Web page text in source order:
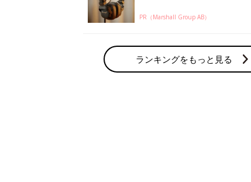
PR（Marshall Group AB）
ランキングをもっと見る